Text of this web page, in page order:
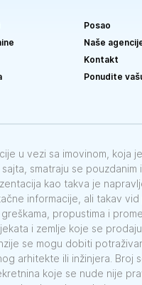
Posao
Naše
Kontakt
Ponudite
u vezi sa imovinom, koja
smatraju se pouzdanim
kao takva je
informacije, ali takav
propustima i
i zemlje koje se prodaju
se mogu dobiti
arhitekte ili inžinjera. Broj
koje se nude nije